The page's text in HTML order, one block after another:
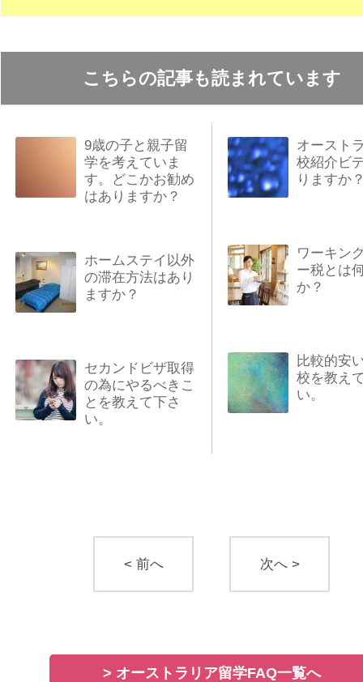
こちらの記事も読まれています
9歳の子と親子留
学を考えていま
す。どこかお勧め
はありますか？
ホームステイ以外
の滞在方法はあり
ますか？
セカンドビザ取得
の為にやるべきこ
とを教えて下さ
い。
オースト
校紹介ビ
りますか
ワーキン
ー税とは
か？
比較的安
校を教え
い。
< 前へ 次へ >
> オーストラリア留学FAQ一覧へ